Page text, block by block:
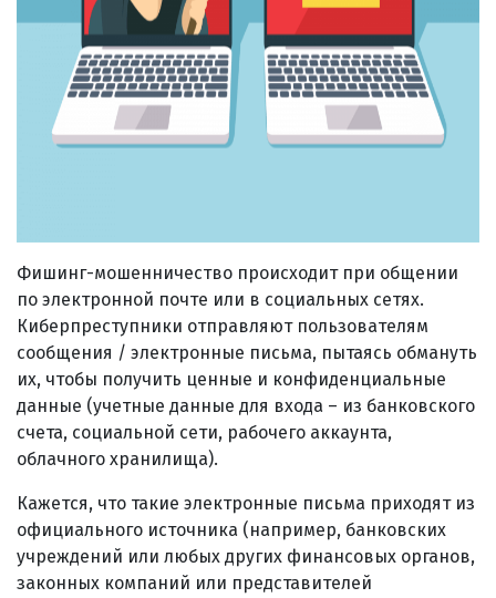
Фишинг-мошенничество происходит при общении
по электронной почте или в социальных сетях.
Киберпреступники отправляют пользователям
сообщения / электронные письма, пытаясь обмануть
их, чтобы получить ценные и конфиденциальные
данные (учетные данные для входа – из банковского
счета, социальной сети, рабочего аккаунта,
облачного хранилища).
Кажется, что такие электронные письма приходят из
официального источника (например, банковских
учреждений или любых других финансовых органов,
законных компаний или представителей